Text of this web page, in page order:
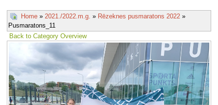
Home» 2021./2022.m.g. » Rēzeknes pusmaratons 2022»
Pusmaratons_11
Back to Category Overview